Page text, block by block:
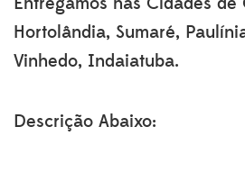
Hortolândia, Sumaré,
Vinhedo, Indaiatuba.
Descrição Abaixo: